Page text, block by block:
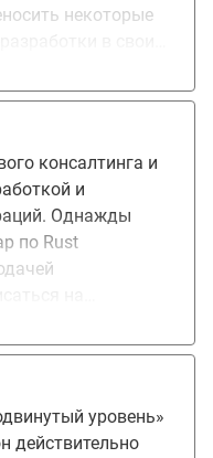
некоторые
на Rust и в
Rust. Сейчас
на
в свой личный
библиотеки:
Rust.
консалтинга и
и
Однажды
по Rust
их в
использования
уровень»
действительно